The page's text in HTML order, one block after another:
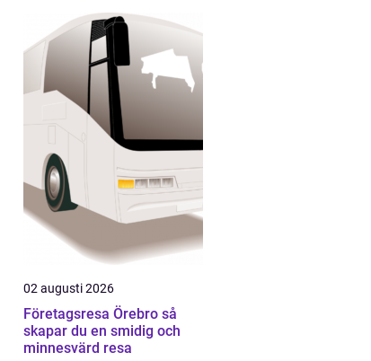
02 augusti 2026
Företagsresa Örebro så
skapar du en smidig och
minnesvärd resa